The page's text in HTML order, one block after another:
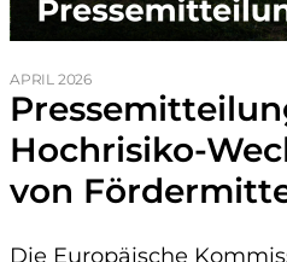
APRIL 2026
Hochrisiko-
von
Die Europäische